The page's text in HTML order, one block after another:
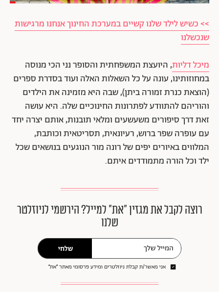
>> כשיש לילד שלנו קשיים במערכת החינוך אנחנו מרגישות
שנכשלנו
מיכל דליות, היועצת המשפחתית והסופר נני הכי מנוסה
במחוזותינו, עונה על כל השאלות האלה ועוד בסדרת ספרים
(הוצאת כנרת זמורה ביתן), שבה היא מזמינה את הילדים
והוריהם להתוודע לפתרונות החינוכיים שלה. היא עושה
זאת דרך סיפורים משעשעים ומלאי תובנות, אותם יצרה יחד
עם עופרה שפר ברוש, רעיונאית, תסריטאית וכותבת,
המלווים באיורים יפים של רונה מור הנוגעים בנושאים שכל
ילד וכל הורה מתמודדים איתם.
רוצה לקבל את מגזין ״את״ למייל? הירשמי לניוזלטר
שלנו
שלחי
אני מאשר/ת קבלת ניוזלטרים ומידע פרסומי מאתר ״את״